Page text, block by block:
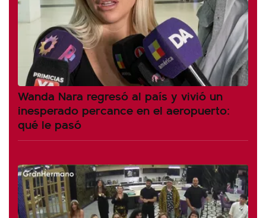
Wanda Nara regresó al país y vivió un
inesperado percance en el aeropuerto:
qué le pasó